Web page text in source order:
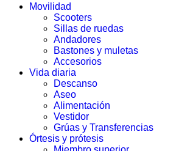
Movilidad
Scooters
Sillas de ruedas
Andadores
Bastones y muletas
Accesorios
Vida diaria
Descanso
Aseo
Alimentación
Vestidor
Grúas y Transferencias
Órtesis y prótesis